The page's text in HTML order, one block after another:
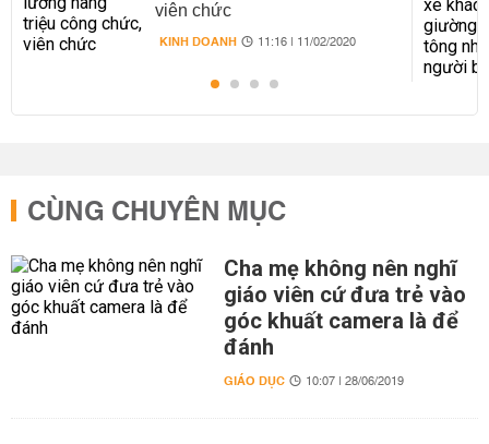
viên chức
KINH DOANH 11:16 | 11/02/2020
CÙNG CHUYÊN MỤC
Cha mẹ không nên nghĩ
giáo viên cứ đưa trẻ vào
góc khuất camera là để
đánh
GIÁO DỤC 10:07 | 28/06/2019